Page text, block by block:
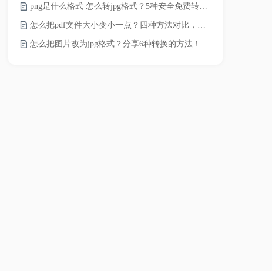
png是什么格式 怎么转jpg格式？5种安全免费转换方法全解析！
怎么把pdf文件大小变小一点？四种方法对比，一看就懂！
怎么把图片改为jpg格式？分享6种转换的方法！